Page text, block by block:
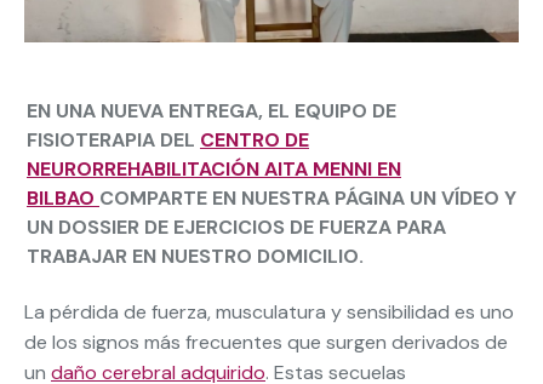
EN UNA NUEVA ENTREGA, EL EQUIPO DE
FISIOTERAPIA DEL CENTRO DE
NEURORREHABILITACIÓN AITA MENNI EN
BILBAO COMPARTE EN NUESTRA PÁGINA UN VÍDEO Y
UN DOSSIER DE EJERCICIOS DE FUERZA PARA
TRABAJAR EN NUESTRO DOMICILIO.
La pérdida de fuerza, musculatura y sensibilidad es uno
de los signos más frecuentes que surgen derivados de
un daño cerebral adquirido. Estas secuelas